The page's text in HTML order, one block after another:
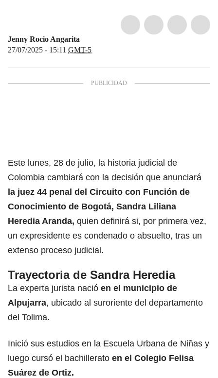
Jenny Rocio Angarita
27/07/2025 - 15:11 GMT-5
Este lunes, 28 de julio, la historia judicial de
Colombia cambiará con la decisión que anunciará
la juez 44 penal del Circuito con Función de
Conocimiento de Bogotá, Sandra Liliana
Heredia Aranda, quien definirá si, por primera vez,
un expresidente es condenado o absuelto, tras un
extenso proceso judicial.
Trayectoria de Sandra Heredia
La experta jurista nació en el municipio de
Alpujarra, ubicado al suroriente del departamento
del Tolima.
Inició sus estudios en la Escuela Urbana de Niñas y
luego cursó el bachillerato en el Colegio Felisa
Suárez de Ortiz.